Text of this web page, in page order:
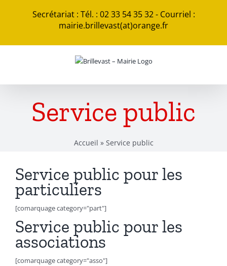
Secrétariat : Tél. : 02 33 54 35 32 - Courriel :
mairie.brillevast(at)orange.fr
Service public
Accueil » Service public
Service public pour les
particuliers
[comarquage category="part"]
Service public pour les
associations
[comarquage category="asso"]